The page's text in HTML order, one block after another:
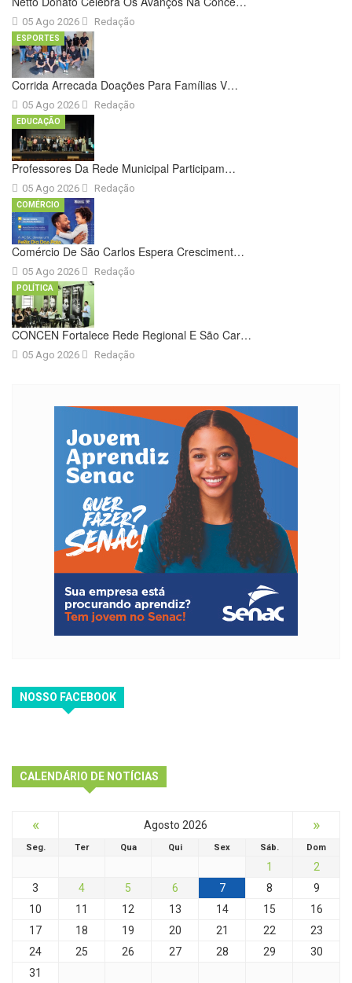
05 Ago 2026 Redação
Corrida Arrecada Doações Para Famílias V…
05 Ago 2026
ESPORTES
Redação
Professores Da Rede Municipal Participam…
05 Ago 2026
EDUCAÇÃO
Redação
Comércio De São Carlos Espera Cresciment…
05 Ago 2026
COMÉRCIO
Redação
CONCEN Fortalece Rede Regional E São Car…
05 Ago 2026
POLÍTICA
Redação
NOSSO FACEBOOK
CALENDÁRIO DE NOTÍCIAS
« Agosto 2026 »
Seg. Ter Qua Qui Sex Sáb. Dom
1
2
3
4 5 6 7 8
9
10
11 12 13 14 15
16
17
18 19 20 21 22
23
24
25 26 27 28 29
30
31